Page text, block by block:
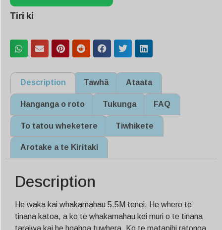
Tiri ki
Description Tawhā Ataata
Hanganga o roto Tukunga FAQ
To tatou wheketere Tiwhikete
Arotake a te Kiritaki
Description
He waka kai whakamahau 5.5M tenei. He whero te
tinana katoa, a ko te whakamahau kei muri o te tinana
taraiwa kai he hoahoa tuwhera. Ko te matapihi ratonga